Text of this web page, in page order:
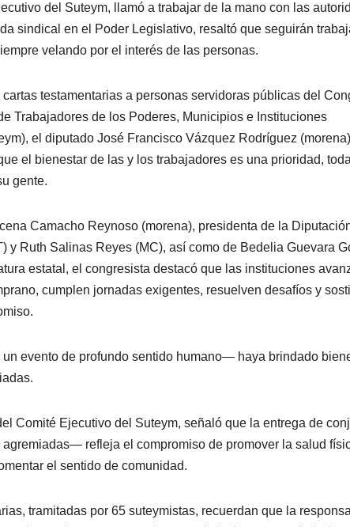
del Suteym, llamó a trabajar de la mano con las
sindical en el Poder Legislativo, resaltó que seguirán
velando por el interés de las personas.
testamentarias a personas servidoras públicas del
Trabajadores de los Poderes, Municipios e Instituciones
el diputado José Francisco Vázquez Rodríguez
el bienestar de las y los trabajadores es una prioridad,
gente.
Camacho Reynoso (morena), presidenta de la
y Ruth Salinas Reyes (MC), así como de Bedelia Guevara
estatal, el congresista destacó que las instituciones
cumplen jornadas exigentes, resuelven desafíos y
evento de profundo sentido humano— haya brindado
Comité Ejecutivo del Suteym, señaló que la entrega de
refleja el compromiso de promover la salud
el sentido de comunidad.
tramitadas por 65 suteymistas, recuerdan que la